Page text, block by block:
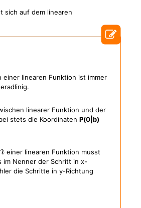
sich auf dem linearen
einer linearen Funktion ist immer
linearer Funktion und der
stets die Koordinaten P(0|b)
einer linearen Funktion musst
im Nenner der Schritt in x-
die Schritte in y-Richtung